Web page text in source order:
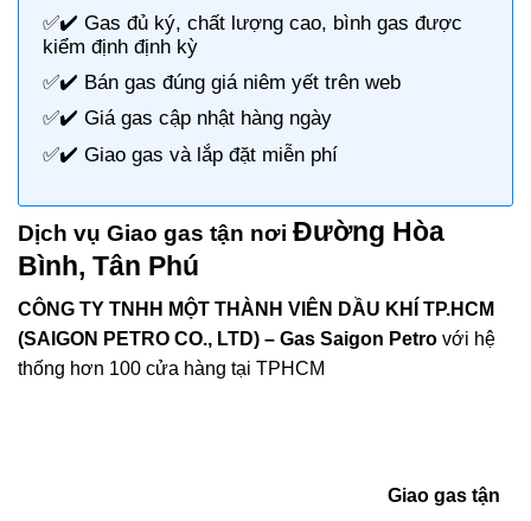
✅✔️ Gas đủ ký, chất lượng cao, bình gas được
kiểm định định kỳ
✅✔️ Bán gas đúng giá niêm yết trên web
✅✔️ Giá gas cập nhật hàng ngày
✅✔️ Giao gas và lắp đặt miễn phí
Dịch vụ Giao gas tận nơi Đường Hòa
Bình, Tân Phú
CÔNG TY TNHH MỘT THÀNH VIÊN DẦU KHÍ TP.HCM
(SAIGON PETRO CO., LTD) – Gas Saigon Petro với hệ
thống hơn 100 cửa hàng tại TPHCM
Giao gas tận